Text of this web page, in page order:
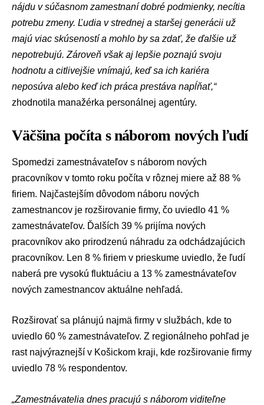
nájdu v súčasnom zamestnaní dobré podmienky, necítia
potrebu zmeny. Ľudia v strednej a staršej generácii už
majú viac skúseností a mohlo by sa zdať, že ďalšie už
nepotrebujú. Zároveň však aj lepšie poznajú svoju
hodnotu a citlivejšie vnímajú, keď sa ich kariéra
neposúva alebo keď ich práca prestáva napĺňať,“
zhodnotila manažérka personálnej agentúry.
Väčšina počíta s náborom nových ľudí
Spomedzi zamestnávateľov s náborom nových
pracovníkov v tomto roku počíta v rôznej miere až 88 %
firiem. Najčastejším dôvodom náboru nových
zamestnancov je rozširovanie firmy, čo uviedlo 41 %
zamestnávateľov. Ďalších 39 % prijíma nových
pracovníkov ako prirodzenú náhradu za odchádzajúcich
pracovníkov. Len 8 % firiem v prieskume uviedlo, že ľudí
naberá pre vysokú fluktuáciu a 13 % zamestnávateľov
nových zamestnancov aktuálne nehľadá.
Rozširovať sa plánujú najmä firmy v službách, kde to
uviedlo 60 % zamestnávateľov. Z regionálneho pohľad je
rast najvýraznejší v Košickom kraji, kde rozširovanie firmy
uviedlo 78 % respondentov.
„Zamestnávatelia dnes pracujú s náborom viditeľne